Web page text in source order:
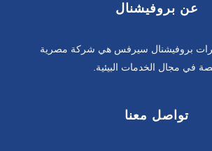
عن بروفيشنال
بروفيشنال سيرفس هي شركة مصرية
في مجال الخدمات البيئية.
تواصل معنا